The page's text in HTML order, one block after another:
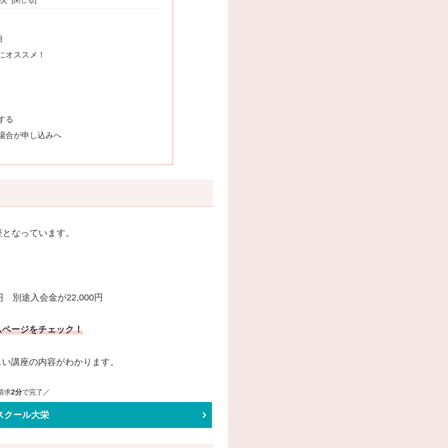
オススメ！
る
合が申し込みへ
なっています。
別途入会金が22,000円
ージをチェック！
講座の内容がわかります。
求2分で完了／
クール大栄